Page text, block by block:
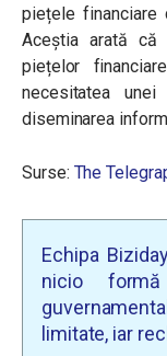
piețele financiare
Aceștia arată că
piețelor
necesitatea
diseminarea
Surse: The
Echipa
nicio
limitate, iar